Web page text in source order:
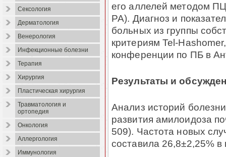
Сексология
Дерматология
Венерология
Инфекционные болезни
Терапия
Хирургия
Пластическая хирургия
Травматология и
ортопедия
Онкология
Аллергология
Иммунология
его аллелей методом
РА). Диагноз и
больных из группы
критериям Tel-
конференции по ПБ в
Результаты и
Анализ историй
развития амилоидоза
509). Частота новых
составила 26,8±2,25% в